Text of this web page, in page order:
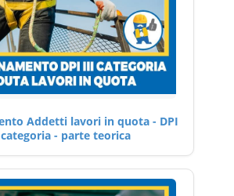
Addetti lavori in quota - DPI
categoria - parte teorica